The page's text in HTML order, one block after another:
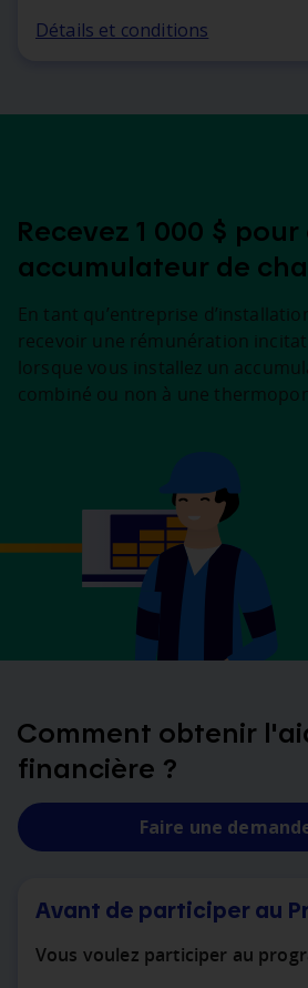
Détails et conditions
Recevez 1 000 $
accumulateur de
En tant qu’entreprise
recevoir une rémunération
lorsque vous installez un
combiné ou non à une
Comment obtenir
financière ?
Faire une
Avant de participer au
Vous voulez participer au